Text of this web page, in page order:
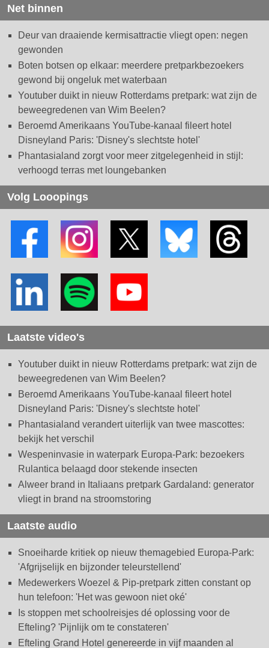
Net binnen
Deur van draaiende kermisattractie vliegt open: negen
gewonden
Boten botsen op elkaar: meerdere pretparkbezoekers
gewond bij ongeluk met waterbaan
Youtuber duikt in nieuw Rotterdams pretpark: wat zijn de
beweegredenen van Wim Beelen?
Beroemd Amerikaans YouTube-kanaal fileert hotel
Disneyland Paris: 'Disney's slechtste hotel'
Phantasialand zorgt voor meer zitgelegenheid in stijl:
verhoogd terras met loungebanken
Volg Looopings
Laatste video's
Youtuber duikt in nieuw Rotterdams pretpark: wat zijn de
beweegredenen van Wim Beelen?
Beroemd Amerikaans YouTube-kanaal fileert hotel
Disneyland Paris: 'Disney's slechtste hotel'
Phantasialand verandert uiterlijk van twee mascottes:
bekijk het verschil
Wespeninvasie in waterpark Europa-Park: bezoekers
Rulantica belaagd door stekende insecten
Alweer brand in Italiaans pretpark Gardaland: generator
vliegt in brand na stroomstoring
Laatste audio
Snoeiharde kritiek op nieuw themagebied Europa-Park:
'Afgrijselijk en bijzonder teleurstellend'
Medewerkers Woezel & Pip-pretpark zitten constant op
hun telefoon: 'Het was gewoon niet oké'
Is stoppen met schoolreisjes dé oplossing voor de
Efteling? 'Pijnlijk om te constateren'
Efteling Grand Hotel genereerde in vijf maanden al